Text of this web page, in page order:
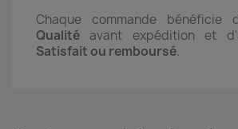
Chaque commande bénéficie
Qualité avant expédition et
Satisfait ou remboursé.